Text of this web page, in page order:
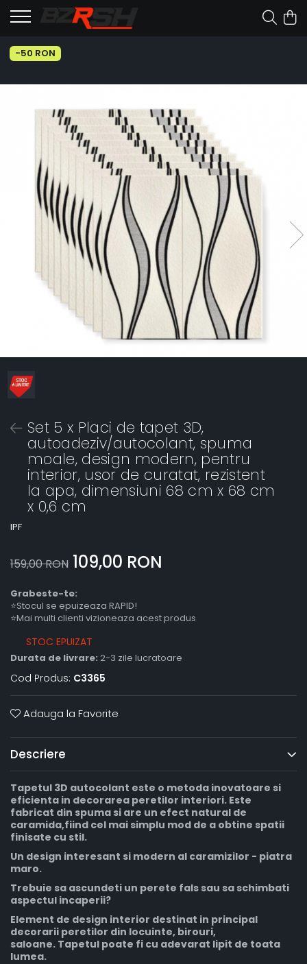
-50 RON
Set 5 x Placi de tapet 3D,
autoadeziv/autocolant, spuma
moale, design modern, pentru
interior, usor de curatat, rezistent
la apa, dimensiuni 68 cm x 68 cm
x 0,6 cm
IPF
159,00 RON 109,00 RON
Grabeste-te:
⭐Stocul se epuizeaza RAPID!
⭐Mai multi clienti vizioneaza acest produs
STOC EPUIZAT
Durata de livrare: 2-3 zile lucratoare
Cod Produs: C3365
Adauga la Favorite
Descriere
Tapetul 3D autocolant este o metoda inovatoare si
eficienta in decorarea peretilor interiori. Este
fabricat din spuma si are un efect natural de
caramida,fiind cel mai simplu mod de a obtine spatii
finisate cu stil.
Un design interesant si modern al caramizilor - piatra
maro.
Trebuie sa ascundeti un perete fals sau sa schimbati
aspectul incaperii?
Element de design interior destinat in principal
decorarii peretilor din locuinte, birouri,
saloane. Tapetul poate fi cu adevarat lipit de toata
lumea.